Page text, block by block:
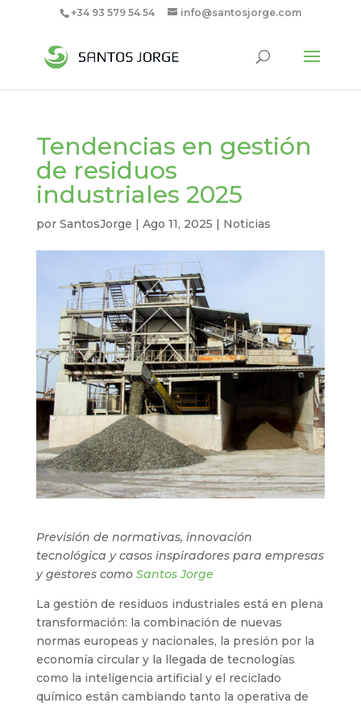
+34 93 579 54 54 info@santosjorge.com
Tendencias en gestión
de residuos
industriales 2025
por SantosJorge | Ago 11, 2025 | Noticias
Previsión de normativas, innovación
tecnológica y casos inspiradores para empresas
y gestores como Santos Jorge
La gestión de residuos industriales está en plena
transformación: la combinación de nuevas
normas europeas y nacionales, la presión por la
economía circular y la llegada de tecnologías
como la inteligencia artificial y el reciclado
químico están cambiando tanto la operativa de